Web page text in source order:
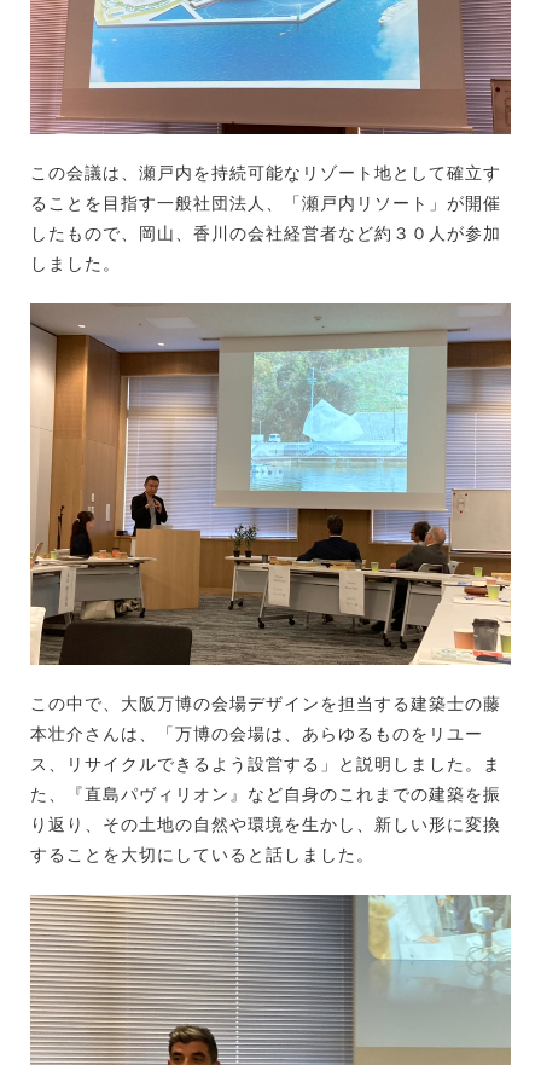
この会議は、瀬戸内を持続可能なリゾート地として確立す
ることを目指す一般社団法人、「瀬戸内リソート」が開催
したもので、岡山、香川の会社経営者など約３０人が参加
しました。
この中で、大阪万博の会場デザインを担当する建築士の藤
本壮介さんは、「万博の会場は、あらゆるものをリユー
ス、リサイクルできるよう設営する」と説明しました。ま
た、『直島パヴィリオン』など自身のこれまでの建築を振
り返り、その土地の自然や環境を生かし、新しい形に変換
することを大切にしていると話しました。